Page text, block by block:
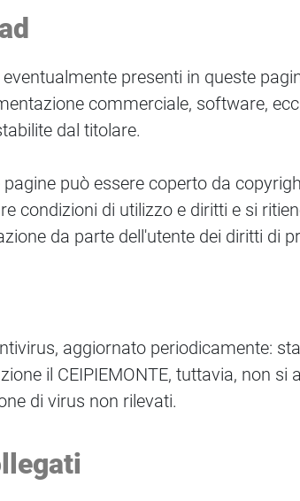
presenti in queste
commerciale, software,
dal titolare.
può essere coperto da
condizioni di utilizzo e diritti e si
da parte dell'utente dei diritti di
aggiornato periodicamente:
il CEIPIEMONTE, tuttavia, non
di virus non rilevati.